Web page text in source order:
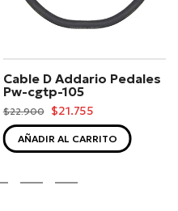
Cable D Addario Pedales
Pw-cgtp-105
$22.900 $21.755
AÑADIR AL CARRITO